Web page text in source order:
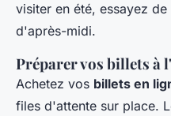
visiter en été, essayez
d'après-midi.
Préparer vos billets à
Achetez vos billets en
files d'attente sur place.